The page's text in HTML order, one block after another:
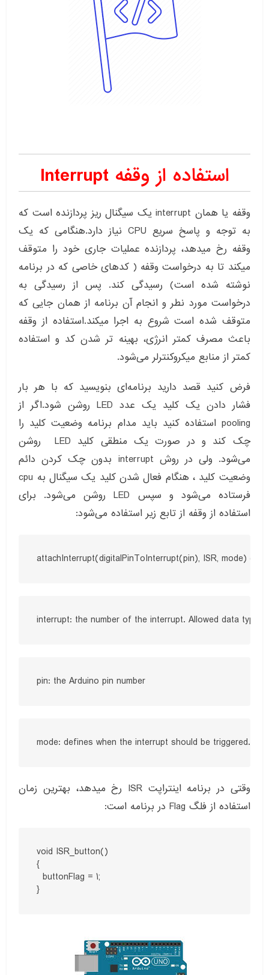
استفاده از وقفه Interrupt
وقفه یا همان interrupt یک سیگنال ریز پردازنده است که
به توجه و پاسخ سریع CPU نیاز دارد.هنگامی که یک
وقفه رخ میدهد، پردازنده عملیات جاری خود را متوقف
میکند تا به درخواست وقفه ( کدهای خاصی که در برنامه
نوشته شده است) رسیدگی کند. پس از رسیدگی به
درخواست مورد نطر و انجام آن برنامه از همان جایی که
متوقف شده است شروع به اجرا میکند.استفاده از وقفه
باعث مصرف کمتر انرژی، بهینه تر شدن کد و استفاده
کمتر از منابع میکروکنترلر می‌شود.
فرض کنید قصد دارید برنامه‌ای بنویسید که با هر بار
فشار دادن یک کلید یک عدد LED روشن شود.اگر از
pooling استفاده کنید باید مدام برنامه وضعیت کلید را
چک کند و در صورت یک منطقی کلید LED روشن
می‌شود. ولی در روش interrupt بدون چک کردن دائم
وضعیت کلید ، هنگام فعال شدن کلید یک سیگنال به cpu
فرستاده می‌شود و سپس LED روشن می‌شود. برای
استفاده از وقفه از تابع زیر استفاده می‌شود:
وقتی در برنامه اینتراپت ISR رخ میدهد، بهترین زمان
استفاده از فلگ Flag در برنامه است:
void ISR_button()
{
  buttonFlag = 1;
}